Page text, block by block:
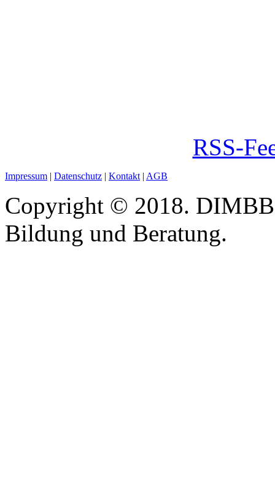
RSS-
Impressum | Datenschutz | Kontakt | AGB
Copyright © 2018.
Bildung und Beratung.